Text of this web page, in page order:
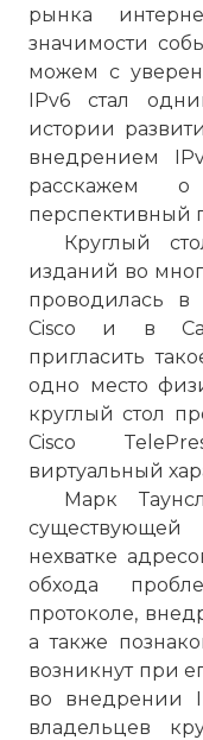
рынка
значимости
можем с
IPv6 стал
истории
внедрением
расскажем
перспективный
Круглый
изданий во
проводилась
Cisco и в
пригласить
одно место
круглый стол
Cisco
виртуальный
Марк
нехватке
обхода
протоколе,
а также
возникнут при
во внедрении
владельцев